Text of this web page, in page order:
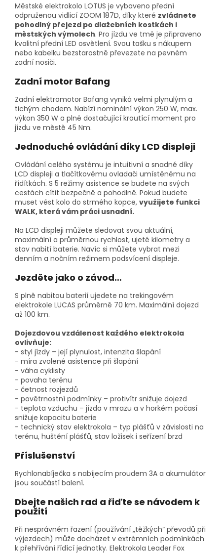
Městské elektrokolo LOTUS je vybaveno přední
odpruženou vidlicí ZOOM 187D, díky které zvládnete
pohodlný přejezd po dlažebních kostkách i
městských výmolech. Pro jízdu ve tmě je připraveno
kvalitní přední LED osvětlení. Svou tašku s nákupem
nebo kabelku bezstarostně převezete na pevném
zadní nosiči.
Zadní motor Bafang
Zadní elektromotor Bafang vyniká velmi plynulým a
tichým chodem. Nabízí nominální výkon 250 W, max.
výkon 350 W a plně dostačující kroutící moment pro
jízdu ve městě 45 Nm.
Jednoduché ovládání díky LCD displeji
Ovládání celého systému je intuitivní a snadné díky
LCD displeji a tlačítkovému ovladači umístěnému na
řídítkách. S 5 režimy asistence se budete na svých
cestách cítit bezpečně a pohodlně. Pokud budete
muset vést kolo do strmého kopce, využijete funkci
WALK, která vám práci usnadní.
Na LCD displeji můžete sledovat svou aktuální,
maximální a průměrnou rychlost, ujeté kilometry a
stav nabití baterie. Navíc si můžete vybrat mezi
denním a nočním režimem podsvícení displeje.
Jezděte jako o závod…
S plně nabitou baterií ujedete na trekingovém
elektrokole LUCAS průměrně 70 km. Maximální dojezd
až 100 km.
Dojezdovou vzdálenost každého elektrokola
ovlivňuje:
- styl jízdy – její plynulost, intenzita šlapání
- míra zvolené asistence při šlapání
- váha cyklisty
- povaha terénu
- četnost rozjezdů
- povětrnostní podmínky – protivítr snižuje dojezd
- teplota vzduchu – jízda v mrazu a v horkém počasí
snižuje kapacitu baterie
- technický stav elektrokola – typ plášťů v závislosti na
terénu, huštění plášťů, stav ložisek i seřízení brzd
Příslušenství
Rychlonabíječka s nabíjecím proudem 3A a akumulátor
jsou součástí balení.
Dbejte našich rad a řiďte se návodem k
použití
Při nesprávném řazení (používání „těžkých“ převodů při
výjezdech) může docházet v extrémních podmínkách
k přehřívání řídící jednotky. Elektrokola Leader Fox